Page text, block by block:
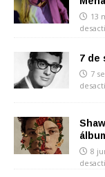
13
7 de
7
8